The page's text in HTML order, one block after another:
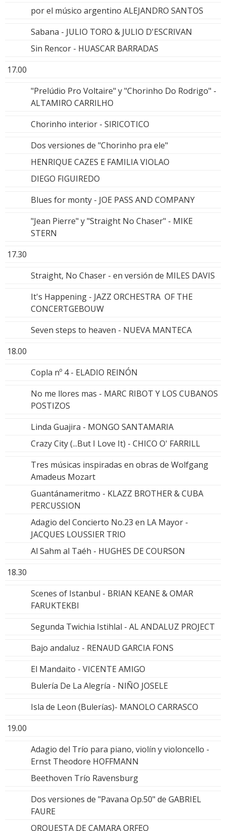
por el músico argentino ALEJANDRO SANTOS
Sabana - JULIO TORO & JULIO D'ESCRIVAN
Sin Rencor - HUASCAR BARRADAS
17.00
"Prelúdio Pro Voltaire" y "Chorinho Do Rodrigo" -
ALTAMIRO CARRILHO
Chorinho interior - SIRICOTICO
Dos versiones de "Chorinho pra ele"
HENRIQUE CAZES E FAMILIA VIOLAO
DIEGO FIGUIREDO
Blues for monty - JOE PASS AND COMPANY
"Jean Pierre" y "Straight No Chaser" - MIKE
STERN
17.30
Straight, No Chaser - en versión de MILES DAVIS
It's Happening - JAZZ ORCHESTRA OF THE
CONCERTGEBOUW
Seven steps to heaven - NUEVA MANTECA
18.00
Copla nº 4 - ELADIO REINÓN
No me llores mas - MARC RIBOT Y LOS CUBANOS
POSTIZOS
Linda Guajira - MONGO SANTAMARIA
Crazy City (...But I Love It) - CHICO O' FARRILL
Tres músicas inspiradas en obras de Wolfgang
Amadeus Mozart
Guantánameritmo - KLAZZ BROTHER & CUBA
PERCUSSION
Adagio del Concierto No.23 en LA Mayor -
JACQUES LOUSSIER TRIO
Al Sahm al Taéh - HUGHES DE COURSON
18.30
Scenes of Istanbul - BRIAN KEANE & OMAR
FARUKTEKBI
Segunda Twichia Istihlal - AL ANDALUZ PROJECT
Bajo andaluz - RENAUD GARCIA FONS
El Mandaito - VICENTE AMIGO
Bulería De La Alegría - NIÑO JOSELE
Isla de Leon (Bulerías)- MANOLO CARRASCO
19.00
Adagio del Trío para piano, violín y violoncello -
Ernst Theodore HOFFMANN
Beethoven Trío Ravensburg
Dos versiones de "Pavana Op.50" de GABRIEL
FAURE
ORQUESTA DE CAMARA ORFEO